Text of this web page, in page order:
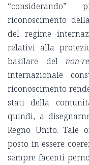
riconoscimento
del regime
relativi alla
basilare delnon-
internazionale
riconoscimento
stati della
quindi, a
Regno Unito. Tale
posto in essere
sempre facenti